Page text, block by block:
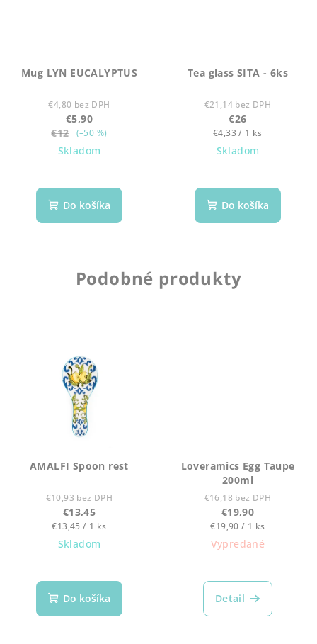
Mug LYN EUCALYPTUS
€4,80 bez DPH
€5,90
€12
(–50 %)
Skladom
Do košíka
Tea glass SITA - 6ks
€21,14 bez DPH
€26
Jednotková
cena:
€4,33 / 1 ks
Skladom
Do košíka
Podobné produkty
AMALFI Spoon rest
€10,93 bez DPH
€13,45
Jednotková
cena:
€13,45 / 1 ks
Skladom
Do košíka
Loveramics Egg Taupe
200ml
€16,18 bez DPH
€19,90
Jednotková
cena:
€19,90 / 1 ks
Vypredané
Detail